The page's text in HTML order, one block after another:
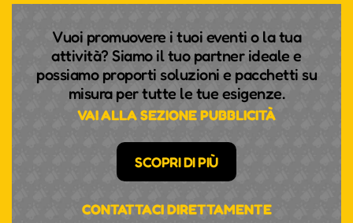
Vuoi promuovere i tuoi eventi o la tua
attività? Siamo il tuo partner ideale e
possiamo proporti soluzioni e pacchetti su
misura per tutte le tue esigenze.
VAI ALLA SEZIONE PUBBLICITÀ
SCOPRI DI PIÙ
CONTATTACI DIRETTAMENTE